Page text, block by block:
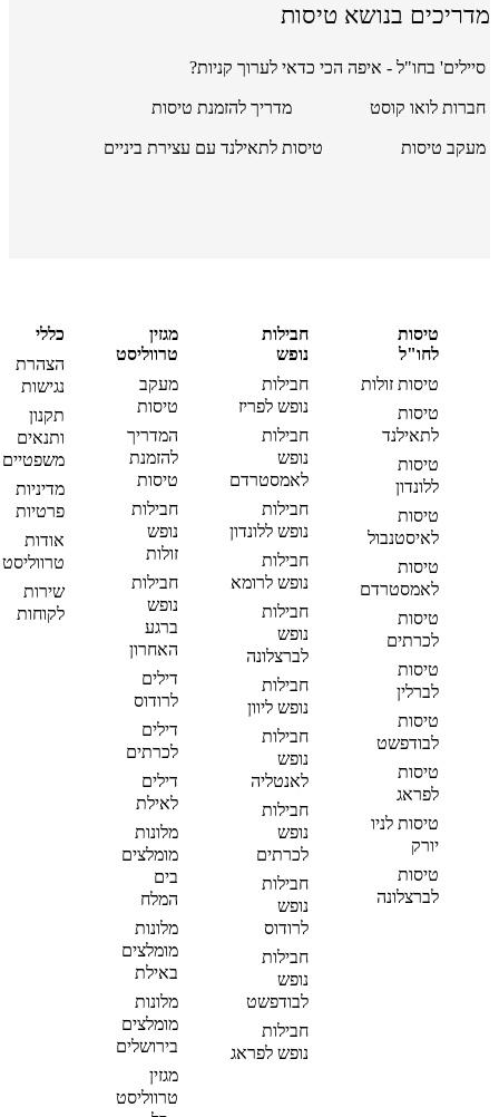
מדריכים בנושא טיסות
סיילים' בחו"ל - איפה הכי כדאי לערוך קניות?
חברות לואו קוסט מדריך להזמנת טיסות
מעקב טיסות טיסות לתאילנד עם עצירת ביניים
טיסות
לחו"ל
טיסות זולות
טיסות
לתאילנד
טיסות
ללונדון
טיסות
לאיסטנבול
טיסות
לאמסטרדם
טיסות
לכרתים
טיסות
לברלין
טיסות
לבודפשט
טיסות
לפראג
טיסות לניו
יורק
טיסות
לברצלונה
חבילות
נופש
חבילות
נופש לפריז
חבילות
נופש
לאמסטרדם
חבילות
נופש ללונדון
חבילות
נופש לרומא
חבילות
נופש
לברצלונה
חבילות
נופש ליוון
חבילות
נופש
לאנטליה
חבילות
נופש
לכרתים
חבילות
נופש
לרודוס
חבילות
נופש
לבודפשט
חבילות
נופש לפראג
מגזין
טרווליסט
מעקב
טיסות
המדריך
להזמנת
טיסות
חבילות
נופש
זולות
חבילות
נופש
ברגע
האחרון
דילים
לרודוס
דילים
לכרתים
דילים
לאילת
מלונות
מומלצים
בים
המלח
מלונות
מומלצים
באילת
מלונות
מומלצים
בירושלים
מגזין
טרווליסט
כללי
הצהרת
נגישות
תקנון
ותנאים
משפטיים
מדיניות
פרטיות
אודות
טרווליסט
שירות
לקוחות